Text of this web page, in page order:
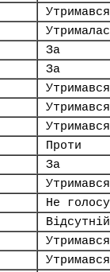
Утримався
За
За
Утримався
Утримався
Утримався
Проти
За
Утримався
Не
Відсутній
Утримався
Утримався